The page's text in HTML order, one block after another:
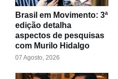
Brasil em Movimento: 3ª
edição detalha
aspectos de pesquisas
com Murilo Hidalgo
07 Agosto, 2026